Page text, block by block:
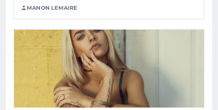
MANON LEMAIRE